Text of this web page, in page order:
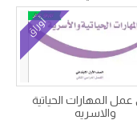
أوراق
عمل المهارات الحياتية
والاسريه